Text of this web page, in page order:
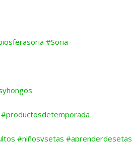
#Soria
#productosdetemporada
#niñosysetas #aprenderdesetas